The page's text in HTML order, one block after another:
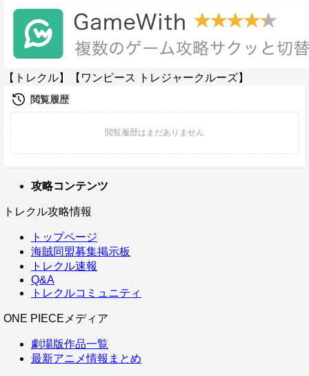
【トレクル】【ワンピース トレジャークルーズ】
攻略コンテンツ
トレクル攻略情報
トップページ
海賊同盟募集掲示板
トレクル速報
Q&A
トレクルコミュニティ
ONE PIECEメディア
劇場版作品一覧
最新アニメ情報まとめ